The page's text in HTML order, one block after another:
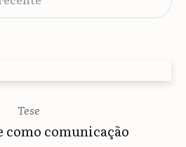
Tese
como comunicação